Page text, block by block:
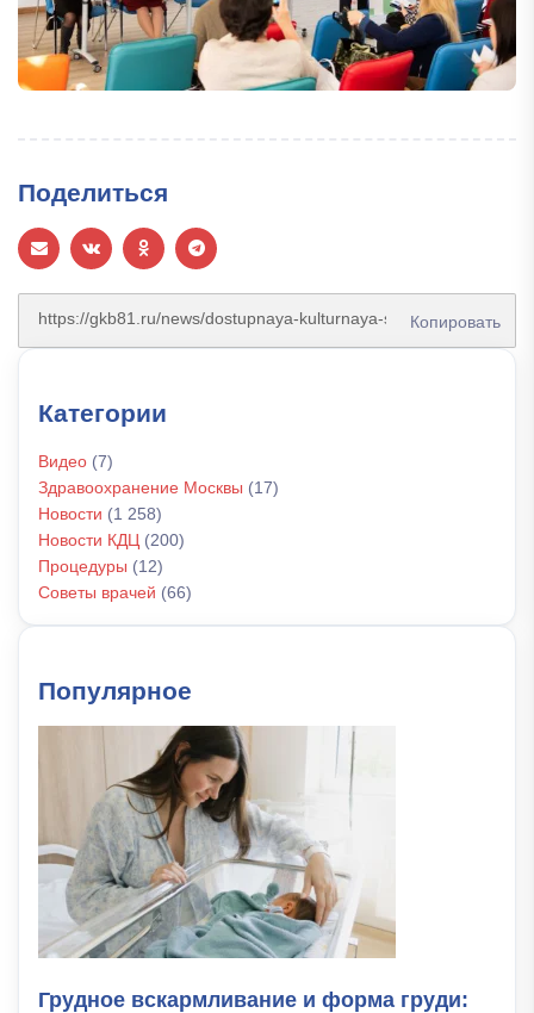
Поделиться
Копировать
Категории
Видео (7)
Здравоохранение Москвы (17)
Новости (1 258)
Новости КДЦ (200)
Процедуры (12)
Советы врачей (66)
Популярное
Грудное вскармливание и форма груди: